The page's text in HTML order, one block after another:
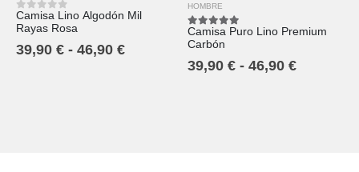
0out of 5
Camisa Lino Algodón Mil
Rayas Rosa
39,90 € - 46,90 €
HOMBRE
5.00 out of 5
Camisa Puro Lino Premium
Carbón
39,90 € - 46,90 €